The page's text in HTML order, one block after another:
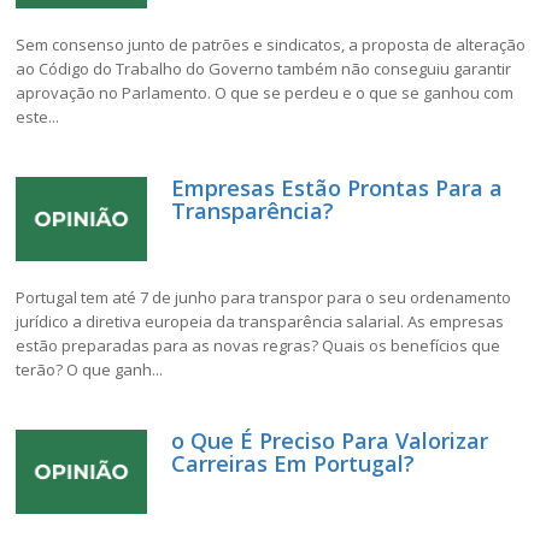
Sem consenso junto de patrões e sindicatos, a proposta de alteração
ao Código do Trabalho do Governo também não conseguiu garantir
aprovação no Parlamento. O que se perdeu e o que se ganhou com
este...
Empresas Estão Prontas Para a
Transparência?
Portugal tem até 7 de junho para transpor para o seu ordenamento
jurídico a diretiva europeia da transparência salarial. As empresas
estão preparadas para as novas regras? Quais os benefícios que
terão? O que ganh...
o Que É Preciso Para Valorizar
Carreiras Em Portugal?